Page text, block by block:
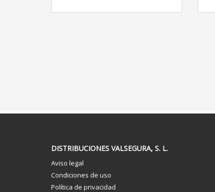
DISTRIBUCIONES VALSEGURA, S. L.
Aviso legal
Condiciones de uso
Política de privacidad